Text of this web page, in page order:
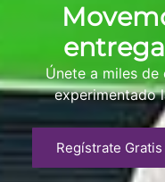
Únete a miles de
experimentado
Regístrate Gratis